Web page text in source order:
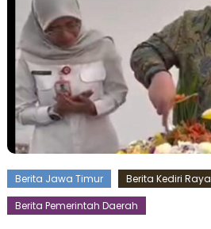
Berita Jawa Timur Berita Kediri Raya
Berita Pemerintah Daerah